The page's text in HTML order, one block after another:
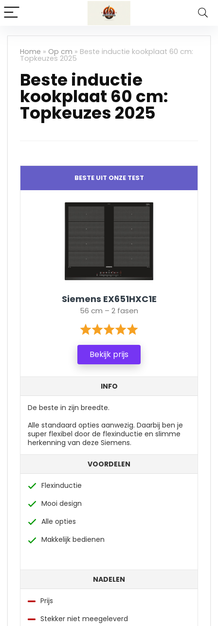
Home » Op cm » Beste inductie kookplaat 60 cm:
Topkeuzes 2025
Beste inductie
kookplaat 60 cm:
Topkeuzes 2025
BESTE UIT ONZE TEST
Siemens EX651HXC1E
56 cm – 2 fasen
Bekijk prijs
INFO
De beste in zijn breedte.
Alle standaard opties aanwezig. Daarbij ben je
super flexibel door de flexinductie en slimme
herkenning van deze Siemens.
VOORDELEN
Flexinductie
Mooi design
Alle opties
Makkelijk bedienen
NADELEN
Prijs
Stekker niet meegeleverd